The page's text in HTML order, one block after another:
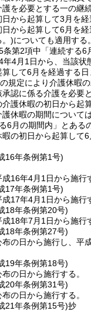
を必要とする一の継
から起算して3月を
から起算して6月を
。)についても適用する。
条第2項中「連続する6
年4月1日から、当該状
して6月を経過する日
規定により介護休暇
承認に係る介護を必要
護休暇の初日から起
護休暇の期間について
6月の期間内」とある
の初日から起算して
16年条例第1号)
16年4月1日から施行
17年条例第1号)
17年4月1日から施行
18年条例第20号)
18年7月1日から施行
18年条例第27号)
布の日から施行し、平
19年条例第18号)
の日から施行する。
20年条例第31号)
の日から施行する。
21年条例第15号)抄